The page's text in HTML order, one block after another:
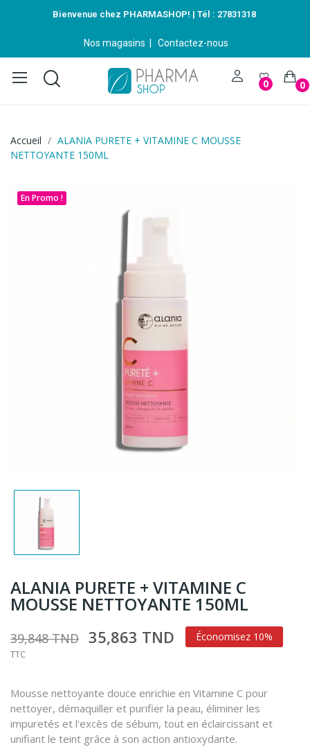
Bienvenue chez PHARMASHOP! | Tél : 27831318
Nos magasins Contactez-nous
0 0
Accueil
ALANIA PURETE + VITAMINE C MOUSSE
NETTOYANTE 150ML
En Promo !
ALANIA PURETE + VITAMINE C
MOUSSE NETTOYANTE 150ML
39,848 TND 35,863 TND Économisez 10%
TTC
Mousse nettoyante douce enrichie en Vitamine C pour
nettoyer, démaquiller et purifier la peau, éliminer les
impuretés et l'excès de sébum, tout en éclaircissant et
unifiant le teint grâce à son action antioxydante.